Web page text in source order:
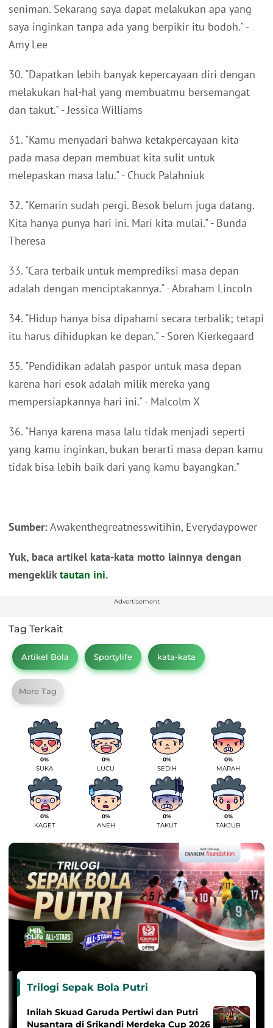
seniman. Sekarang saya dapat melakukan apa yang
saya inginkan tanpa ada yang berpikir itu bodoh." -
Amy Lee
30. "Dapatkan lebih banyak kepercayaan diri dengan
melakukan hal-hal yang membuatmu bersemangat
dan takut." - Jessica Williams
31. "Kamu menyadari bahwa ketakpercayaan kita
pada masa depan membuat kita sulit untuk
melepaskan masa lalu." - Chuck Palahniuk
32. "Kemarin sudah pergi. Besok belum juga datang.
Kita hanya punya hari ini. Mari kita mulai." - Bunda
Theresa
33. "Cara terbaik untuk memprediksi masa depan
adalah dengan menciptakannya." - Abraham Lincoln
34. "Hidup hanya bisa dipahami secara terbalik; tetapi
itu harus dihidupkan ke depan." - Soren Kierkegaard
35. "Pendidikan adalah paspor untuk masa depan
karena hari esok adalah milik mereka yang
mempersiapkannya hari ini." - Malcolm X
36. "Hanya karena masa lalu tidak menjadi seperti
yang kamu inginkan, bukan berarti masa depan kamu
tidak bisa lebih baik dari yang kamu bayangkan."
Sumber:Awakenthegreatnesswitihin, Everydaypower
Yuk, baca artikel kata-kata motto lainnya dengan
mengekliktautan ini.
Advertisement
Tag Terkait
Artikel Bola Sportylife kata-kata
More Tag
0%
SUKA
0%
LUCU
0%
SEDIH
0%
MARAH
0%
KAGET
0%
ANEH
0%
TAKUT
0%
TAKJUB
Trilogi Sepak Bola Putri
Inilah Skuad Garuda Pertiwi dan Putri
Nusantara di Srikandi Merdeka Cup 2026